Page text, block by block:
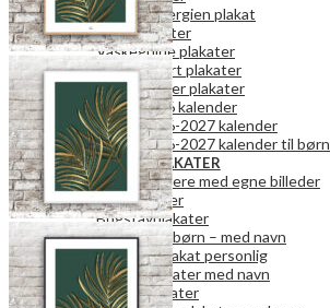
Spar på energien plakat
Teen plakater
Vaskeguide plakater
Verdenskort plakater
Vægkalender plakater
2026 kalender
2026-2027 kalender
2026-2027 kalender til børn
PERSONLIGE PLAKATER
Fotokalendere med egne billeder
Fotoplakater
Bogstavplakater
Plakater til børn – med navn
Danmark plakat personlig
Familie plakater med navn
Navne plakater